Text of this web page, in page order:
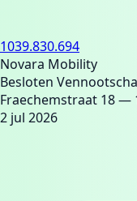
1039.830.694
Novara Mobility
Besloten
Fraechemstraat 18—
2 jul 2026